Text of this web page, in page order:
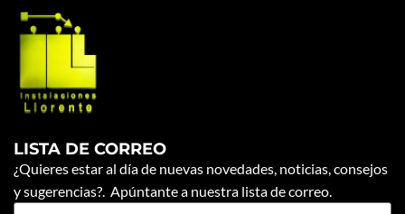
LISTA DE CORREO
¿Quieres estar al día de nuevas novedades, noticias, consejos
y sugerencias?. Apúntante a nuestra lista de correo.